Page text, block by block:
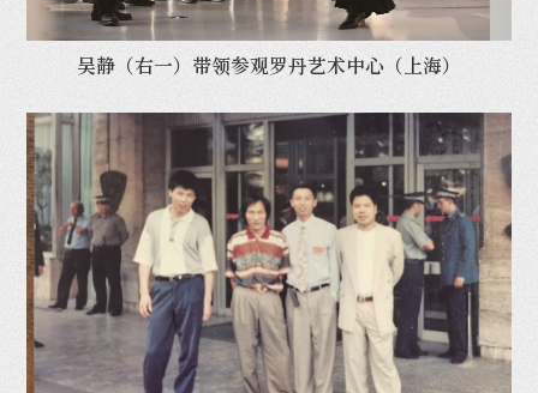
吴静（右一）带领参观罗丹艺术中心（上海）